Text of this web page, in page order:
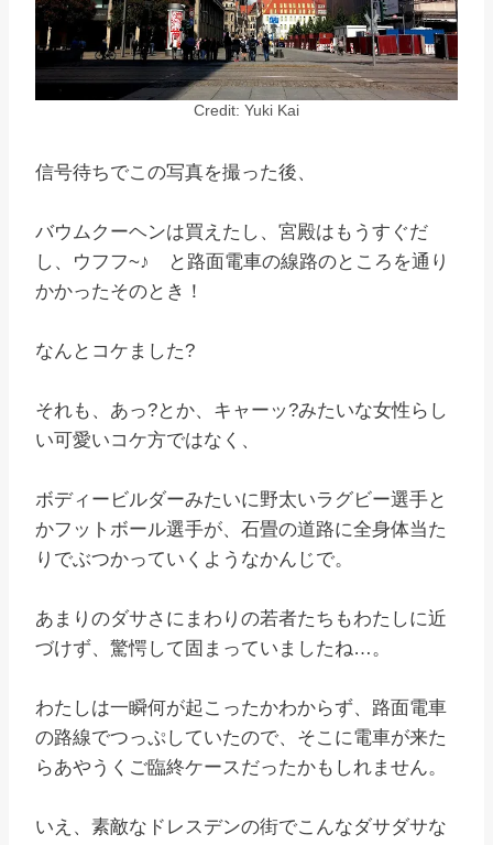
Credit: Yuki Kai
信号待ちでこの写真を撮った後、
バウムクーヘンは買えたし、宮殿はもうすぐだ
し、ウフフ~♪ と路面電車の線路のところを通り
かかったそのとき！
なんとコケました?
それも、あっ?とか、キャーッ?みたいな女性らし
い可愛いコケ方ではなく、
ボディービルダーみたいに野太いラグビー選手と
かフットボール選手が、石畳の道路に全身体当た
りでぶつかっていくようなかんじで。
あまりのダサさにまわりの若者たちもわたしに近
づけず、驚愕して固まっていましたね…。
わたしは一瞬何が起こったかわからず、路面電車
の路線でつっぷしていたので、そこに電車が来た
らあやうくご臨終ケースだったかもしれません。
いえ、素敵なドレスデンの街でこんなダサダサな